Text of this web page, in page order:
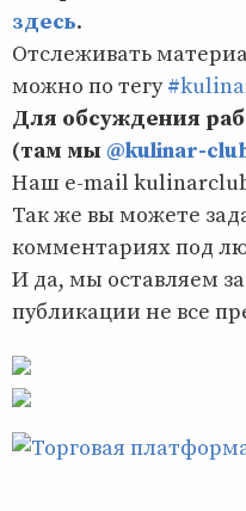
здесь.
Отслеживать
можно по тегу
Для обсуждения
(там мы @kulinar-
Наш e-mail
Так же вы можете
комментариях под
И да, мы оставляем
публикации не все